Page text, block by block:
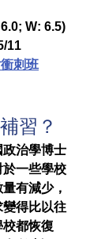
W: 6.5)
11
刺班
習？
治學博士
一些學校
有減少，
得比以往
都恢復